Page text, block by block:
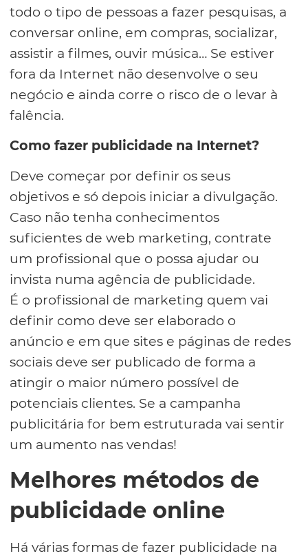
todo o tipo de pessoas a fazer pesquisas, a
conversar online, em compras, socializar,
assistir a filmes, ouvir música… Se estiver
fora da Internet não desenvolve o seu
negócio e ainda corre o risco de o levar à
falência.
Como fazer publicidade na Internet?
Deve começar por definir os seus
objetivos e só depois iniciar a divulgação.
Caso não tenha conhecimentos
suficientes de web marketing, contrate
um profissional que o possa ajudar ou
invista numa agência de publicidade.
É o profissional de marketing quem vai
definir como deve ser elaborado o
anúncio e em que sites e páginas de redes
sociais deve ser publicado de forma a
atingir o maior número possível de
potenciais clientes. Se a campanha
publicitária for bem estruturada vai sentir
um aumento nas vendas!
Melhores métodos de
publicidade online
Há várias formas de fazer publicidade na